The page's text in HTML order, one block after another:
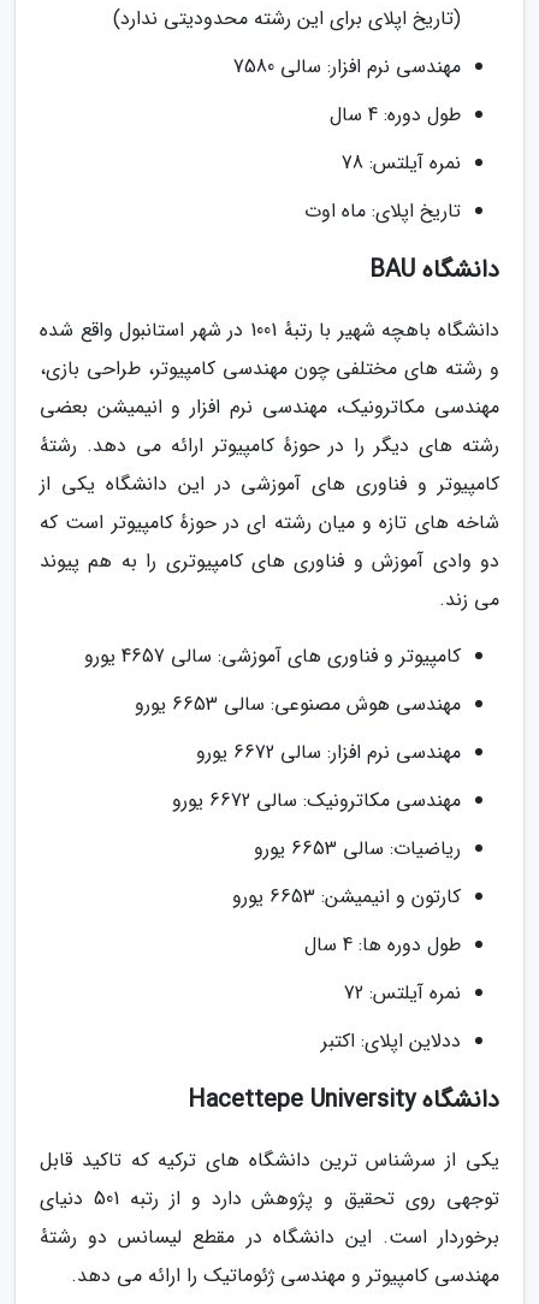
(تاریخ اپلای برای این رشته محدودیتی ندارد)
مهندسی نرم افزار: سالی 7580
طول دوره: 4 سال
نمره آیلتس: 78
تاریخ اپلای: ماه اوت
دانشگاه BAU
دانشگاه باهچه شهیر با رتبهٔ 1001 در شهر استانبول واقع شده
و رشته های مختلفی چون مهندسی کامپیوتر، طراحی بازی،
مهندسی مکاترونیک، مهندسی نرم افزار و انیمیشن بعضی
رشته های دیگر را در حوزهٔ کامپیوتر ارائه می دهد. رشتهٔ
کامپیوتر و فناوری های آموزشی در این دانشگاه یکی از
شاخه های تازه و میان رشته ای در حوزهٔ کامپیوتر است که
دو وادی آموزش و فناوری های کامپیوتری را به هم پیوند
می زند.
کامپیوتر و فناوری های آموزشی: سالی 4657 یورو
مهندسی هوش مصنوعی: سالی 6653 یورو
مهندسی نرم افزار: سالی 6672 یورو
مهندسی مکاترونیک: سالی 6672 یورو
ریاضیات: سالی 6653 یورو
کارتون و انیمیشن: 6653 یورو
طول دوره ها: 4 سال
نمره آیلتس: 72
ددلاین اپلای: اکتبر
دانشگاه Hacettepe University
یکی از سرشناس ترین دانشگاه های ترکیه که تاکید قابل
توجهی روی تحقیق و پژوهش دارد و از رتبه 501 دنیای
برخوردار است. این دانشگاه در مقطع لیسانس دو رشتهٔ
مهندسی کامپیوتر و مهندسی ژئوماتیک را ارائه می دهد.